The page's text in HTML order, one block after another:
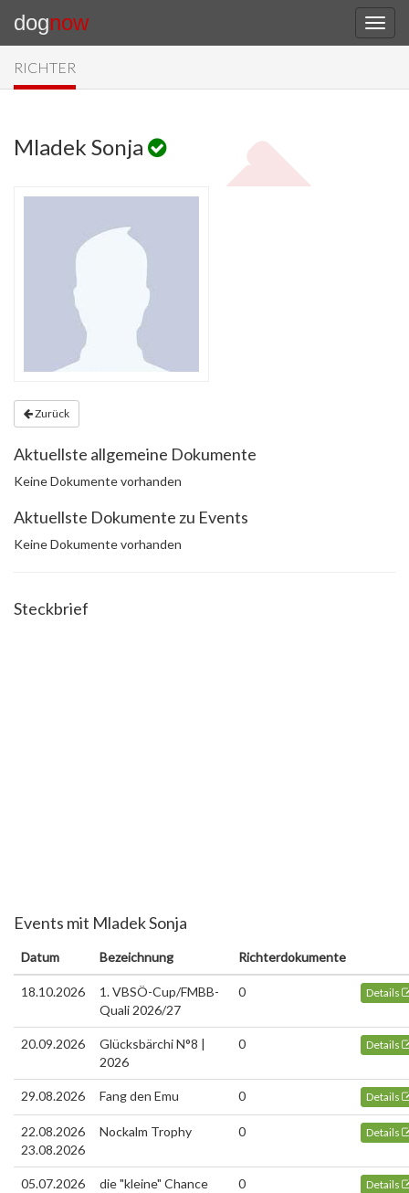
dognow
RICHTER
Mladek Sonja
Zurück
Aktuellste allgemeine Dokumente
Keine Dokumente vorhanden
Aktuellste Dokumente zu Events
Keine Dokumente vorhanden
Steckbrief
Events mit Mladek Sonja
Datum Bezeichnung Richterdokumente
18.10.2026
1. VBSÖ-Cup/FMBB-
Quali 2026/27
0 Details
20.09.2026
Glücksbärchi N°8 |
2026
0 Details
29.08.2026 Fang den Emu 0 Details
22.08.2026
23.08.2026
Nockalm Trophy 0 Details
05.07.2026
die "kleine" Chance
0 Details